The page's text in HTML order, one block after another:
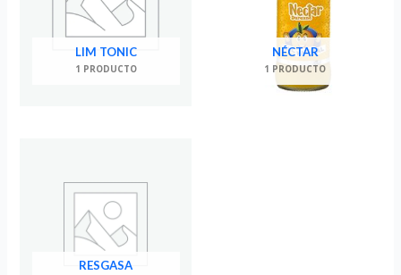
LIM TONIC
1 PRODUCTO
NÉCTAR
1 PRODUCTO
RESGASA